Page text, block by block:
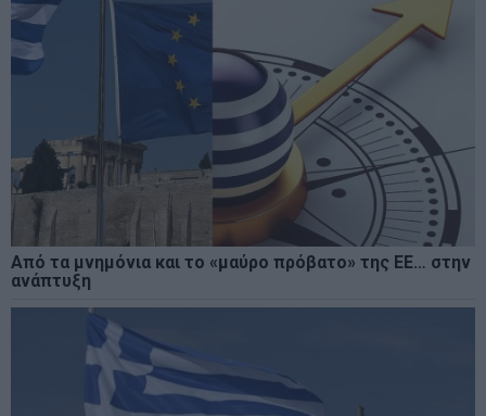
Από τα μνημόνια και το «μαύρο πρόβατο» της ΕΕ… στην
ανάπτυξη